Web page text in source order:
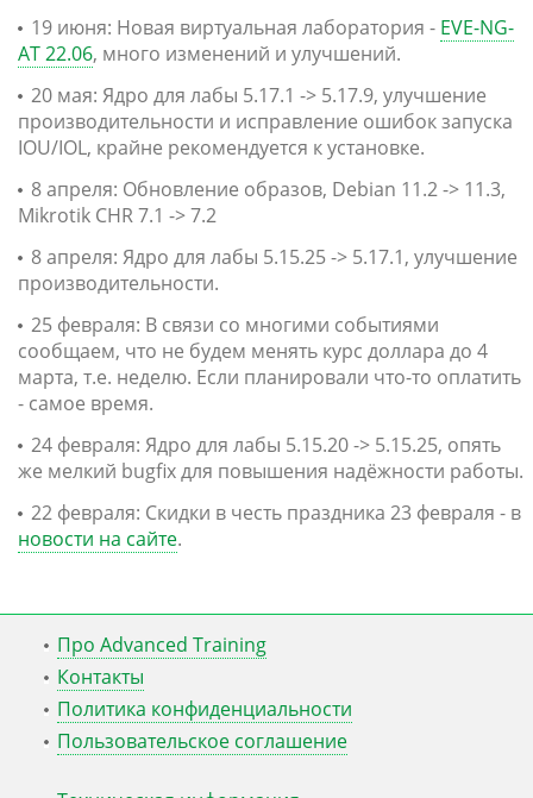
19 июня: Новая виртуальная лаборатория - EVE-NG-
AT 22.06, много изменений и улучшений.
20 мая: Ядро для лабы 5.17.1 -> 5.17.9, улучшение
производительности и исправление ошибок запуска
IOU/IOL, крайне рекомендуется к установке.
8 апреля: Обновление образов, Debian 11.2 -> 11.3,
Mikrotik CHR 7.1 -> 7.2
8 апреля: Ядро для лабы 5.15.25 -> 5.17.1, улучшение
производительности.
25 февраля: В связи со многими событиями
сообщаем, что не будем менять курс доллара до 4
марта, т.е. неделю. Если планировали что-то оплатить
- самое время.
24 февраля: Ядро для лабы 5.15.20 -> 5.15.25, опять
же мелкий bugfix для повышения надёжности работы.
22 февраля: Скидки в честь праздника 23 февраля - в
новости на сайте.
Про Advanced Training
Контакты
Политика конфиденциальности
Пользовательское соглашение